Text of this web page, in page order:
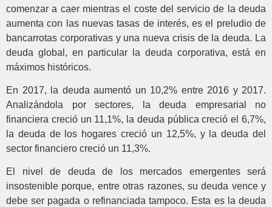
comenzar a caer mientras el coste del servicio de la deuda
aumenta con las nuevas tasas de interés, es el preludio de
bancarrotas corporativas y una nueva crisis de la deuda. La
deuda global, en particular la deuda corporativa, está en
máximos históricos.
En 2017, la deuda aumentó un 10,2% entre 2016 y 2017.
Analizándola por sectores, la deuda empresarial no
financiera creció un 11,1%, la deuda pública creció el 6,7%,
la deuda de los hogares creció un 12,5%, y la deuda del
sector financiero creció un 11,3%.
El nivel de deuda de los mercados emergentes será
insostenible porque, entre otras razones, su deuda vence y
debe ser pagada o refinanciada tampoco. Esta es la deuda